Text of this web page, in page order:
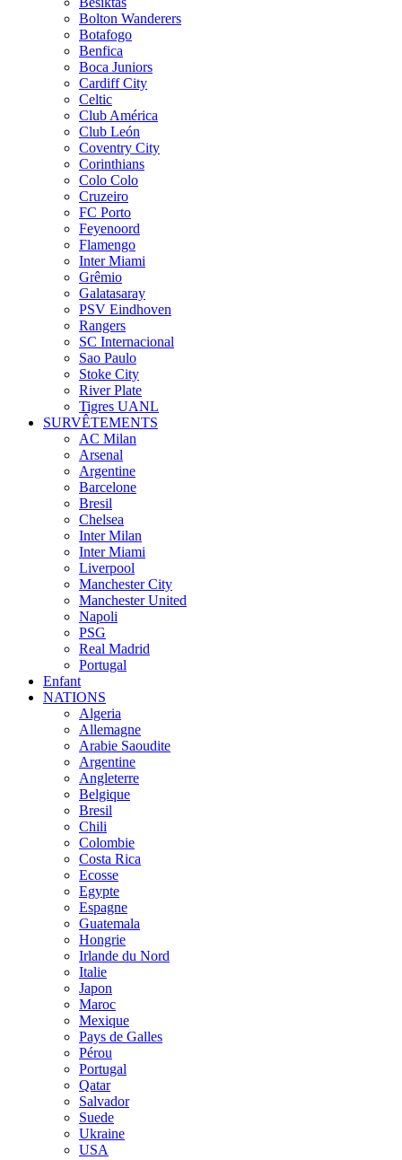
Bolton Wanderers
Botafogo
Benfica
Boca Juniors
Cardiff City
Celtic
Club América
Club León
Coventry City
Corinthians
Colo Colo
Cruzeiro
FC Porto
Feyenoord
Flamengo
Inter Miami
Grêmio
Galatasaray
PSV Eindhoven
Rangers
SC Internacional
Sao Paulo
Stoke City
River Plate
Tigres UANL
SURVÊTEMENTS
AC Milan
Arsenal
Argentine
Barcelone
Bresil
Chelsea
Inter Milan
Inter Miami
Liverpool
Manchester City
Manchester United
Napoli
PSG
Real Madrid
Portugal
Enfant
NATIONS
Algeria
Allemagne
Arabie Saoudite
Argentine
Angleterre
Belgique
Bresil
Chili
Colombie
Costa Rica
Ecosse
Egypte
Espagne
Guatemala
Hongrie
Irlande du Nord
Italie
Japon
Maroc
Mexique
Pays de Galles
Pérou
Portugal
Qatar
Salvador
Suede
Ukraine
USA